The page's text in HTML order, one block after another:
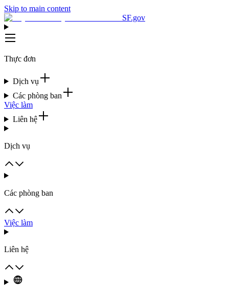
Skip to main content
SF.gov
Thực đơn
Dịch vụ
Các phòng ban
Việc làm
Liên hệ
Dịch vụ
Các phòng ban
Việc làm
Liên hệ